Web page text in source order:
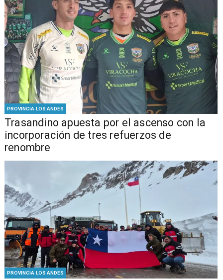
PROVINCIA LOS ANDES
Trasandino apuesta por el ascenso con la
incorporación de tres refuerzos de
renombre
PROVINCIA LOS ANDES